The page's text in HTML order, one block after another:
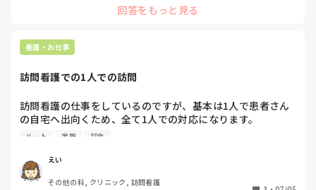
回答をもっと見る
看護・お仕事
訪問看護での1人での訪問
訪問看護の仕事をしているのですが、基本は1人で患者さん
の自宅へ出向くため、全て1人での対応になります。
採血やルート確保が難しい患者さんや、ご家族さんが少し難
慣れている患者さまなら問題ないのですが、そういった患者
さんの場合、緊張やプレッシャーも感じることもあります。
訪問看護されているみなさんは、そういった場面はあります
ルート 家族 採血
えい
その他の科, クリニック, 訪問看護